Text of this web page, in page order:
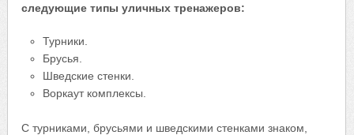
следующие типы уличных тренажеров:
Турники.
Брусья.
Шведские стенки.
Воркаут комплексы.
С турниками, брусьями и шведскими стенками знаком,